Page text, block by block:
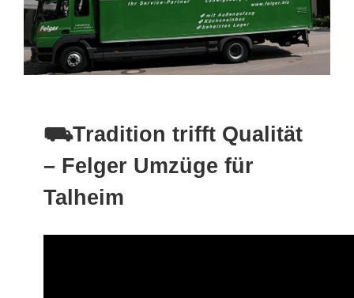
⛟Tradition trifft Qualität
– Felger Umzüge für
Talheim